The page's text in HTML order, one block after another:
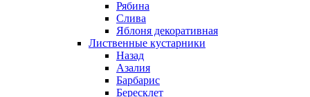
Рябина
Слива
Яблоня декоративная
Лиственные кустарники
Назад
Азалия
Барбарис
Бересклет